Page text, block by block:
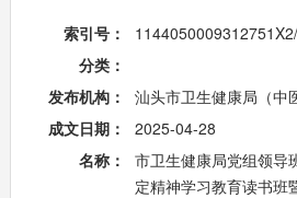
索引号：
分类：
发布机构：
汕头市卫生健康局（中
成文日期：
2025-04-28
名称：
市卫生健康局党组领导
定精神学习教育读书班